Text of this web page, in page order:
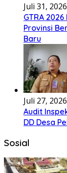
Juli 31, 2026
GTRA
Provinsi
Baru
Juli 27, 2026
Audit
DD Desa
Sosial